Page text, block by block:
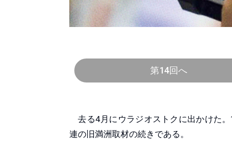
第14回へ
去る4月にウラジオストクに出かけた
連の旧満洲取材の続きである。